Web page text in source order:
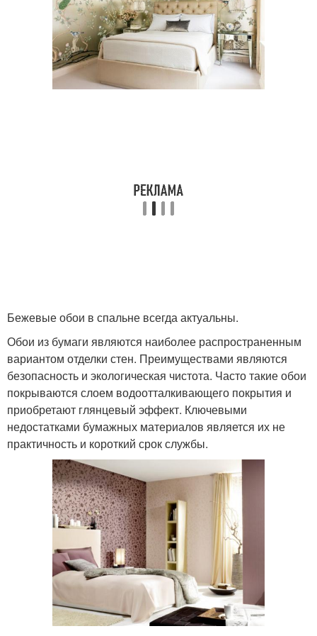
Бежевые обои в спальне всегда актуальны.
Обои из бумаги являются наиболее распространенным
вариантом отделки стен. Преимуществами являются
безопасность и экологическая чистота. Часто такие обои
покрываются слоем водоотталкивающего покрытия и
приобретают глянцевый эффект. Ключевыми
недостатками бумажных материалов является их не
практичность и короткий срок службы.